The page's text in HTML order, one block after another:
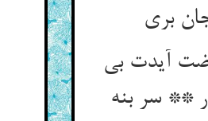
بری
آیدت بی
** سر بنه